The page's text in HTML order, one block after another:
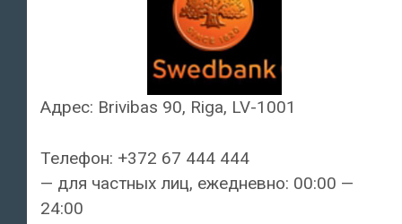
Адрес: Brivibas 90, Riga, LV-1001
Телефон: +372 67 444 444
— для частных лиц, ежедневно: 00:00 —
24:00